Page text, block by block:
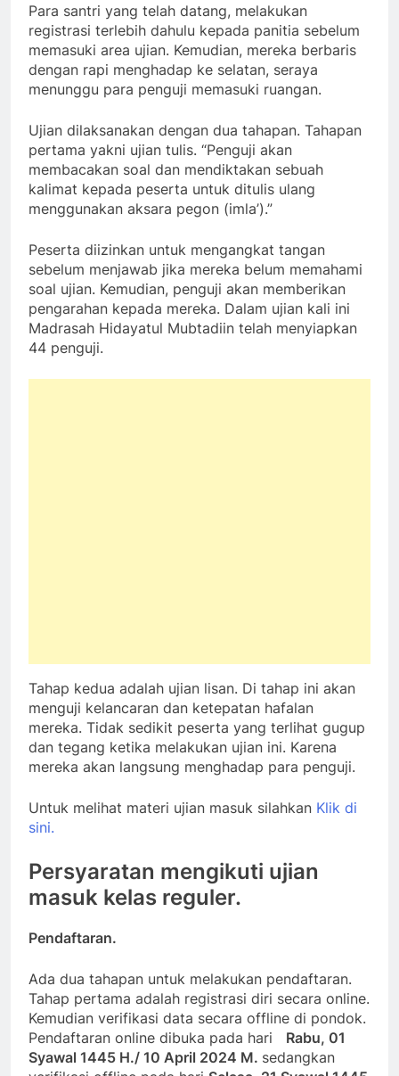
Para santri yang telah datang, melakukan
registrasi terlebih dahulu kepada panitia sebelum
memasuki area ujian. Kemudian, mereka berbaris
dengan rapi menghadap ke selatan, seraya
menunggu para penguji memasuki ruangan.
Ujian dilaksanakan dengan dua tahapan. Tahapan
pertama yakni ujian tulis. “Penguji akan
membacakan soal dan mendiktakan sebuah
kalimat kepada peserta untuk ditulis ulang
menggunakan aksara pegon (imla’).”
Peserta diizinkan untuk mengangkat tangan
sebelum menjawab jika mereka belum memahami
soal ujian. Kemudian, penguji akan memberikan
pengarahan kepada mereka. Dalam ujian kali ini
Madrasah Hidayatul Mubtadiin telah menyiapkan
44 penguji.
Tahap kedua adalah ujian lisan. Di tahap ini akan
menguji kelancaran dan ketepatan hafalan
mereka. Tidak sedikit peserta yang terlihat gugup
dan tegang ketika melakukan ujian ini. Karena
mereka akan langsung menghadap para penguji.
Untuk melihat materi ujian masuk silahkan Klik di
sini.
Persyaratan mengikuti ujian
masuk kelas reguler.
Pendaftaran.
Ada dua tahapan untuk melakukan pendaftaran.
Tahap pertama adalah registrasi diri secara online.
Kemudian verifikasi data secara offline di pondok.
Pendaftaran online dibuka pada hari Rabu, 01
Syawal 1445 H./ 10 April 2024 M. sedangkan